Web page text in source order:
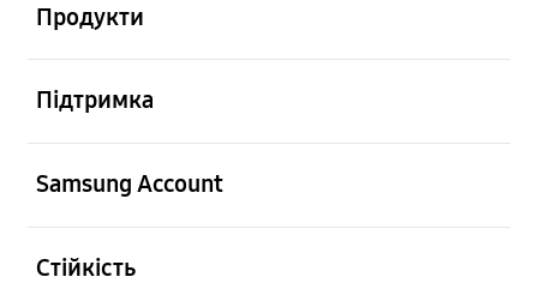
Продукти
Підтримка
Samsung Account
Стійкість